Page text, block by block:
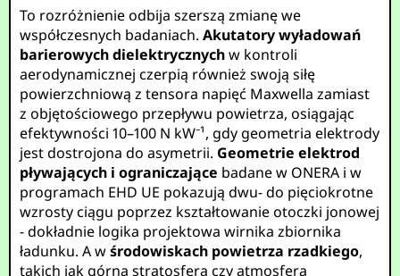
To rozróżnienie odbija szerszą zmianę we
współczesnych badaniach.Akutatory wyładowań
barierowych dielektrycznychw kontroli
aerodynamicznej czerpią również swoją siłę
powierzchniową z tensora napięć Maxwella zamiast
z objętościowego przepływu powietrza, osiągając
efektywności 10–100 N kW⁻¹, gdy geometria elektrody
jest dostrojona do asymetrii. Geometrie elektrod
pływających i ograniczające badane w ONERA i w
programach EHD UE pokazują dwu- do pięciokrotne
wzrosty ciągu poprzez kształtowanie otoczki jonowej
- dokładnie logika projektowa wirnika zbiornika
ładunku. A wśrodowiskach powietrza rzadkiego,
takich jak górna stratosfera czy atmosfera